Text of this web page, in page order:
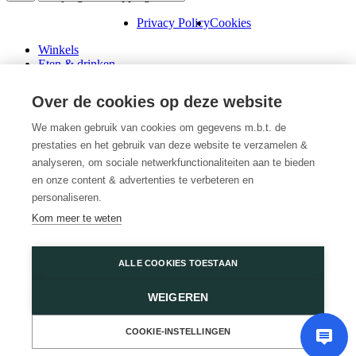
Privacy PolicyCookies
Winkels
Eten & drinken
Schenk een cadeaubon
Over ons
Wini’s
Plattegrond
Diensten
Promoties
Huur een winkel
Veelgestelde vragen
Wijnegem Shopping Center
Contacteer ons
Over de cookies op deze website
We maken gebruik van cookies om gegevens m.b.t. de
prestaties en het gebruik van deze website te verzamelen &
analyseren, om sociale netwerkfunctionaliteiten aan te bieden
en onze content & advertenties te verbeteren en
personaliseren.
Kom meer te weten
ALLE COOKIES TOESTAAN
WEIGEREN
COOKIE-INSTELLINGEN